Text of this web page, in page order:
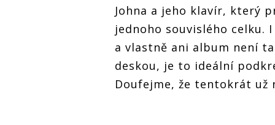
Johna a jeho klavír, který
jednoho souvislého celku.
a vlastně ani album není
deskou, je to ideální
Doufejme, že tentokrát už